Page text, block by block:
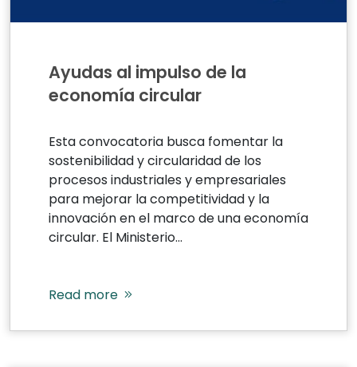
Ayudas al impulso de la
economía circular
Esta convocatoria busca fomentar la
sostenibilidad y circularidad de los
procesos industriales y empresariales
para mejorar la competitividad y la
innovación en el marco de una economía
circular. El Ministerio...
Read more